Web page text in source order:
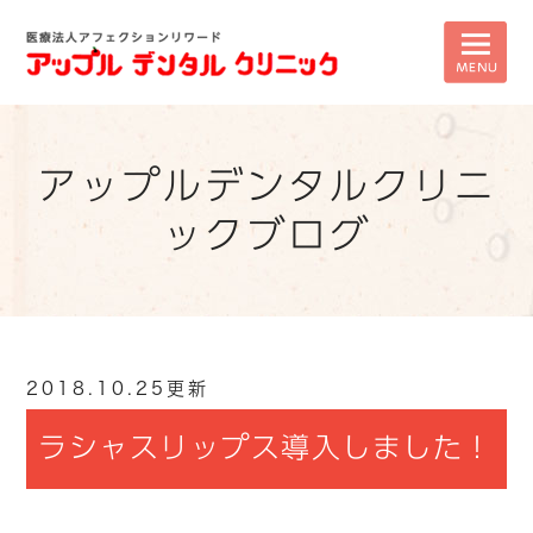
アップルデンタルクリニ
ックブログ
2018.10.25更新
ラシャスリップス導入しました！